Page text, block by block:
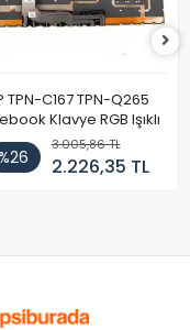
TPN-C167 TPN-Q265
Klavye RGB Işıklı
3.005,86 TL
2.226,35 TL